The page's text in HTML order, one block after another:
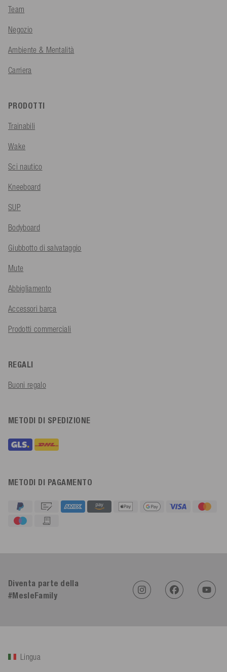
Team
Negozio
Ambiente & Mentalità
Carriera
PRODOTTI
Trainabili
Wake
Sci nautico
Kneeboard
SUP
Bodyboard
Giubbotto di salvataggio
Mute
Abbigliamento
Accessori barca
Prodotti commerciali
REGALI
Buoni regalo
METODI DI SPEDIZIONE
METODI DI PAGAMENTO
Diventa parte della
#MesleFamily
Lingua